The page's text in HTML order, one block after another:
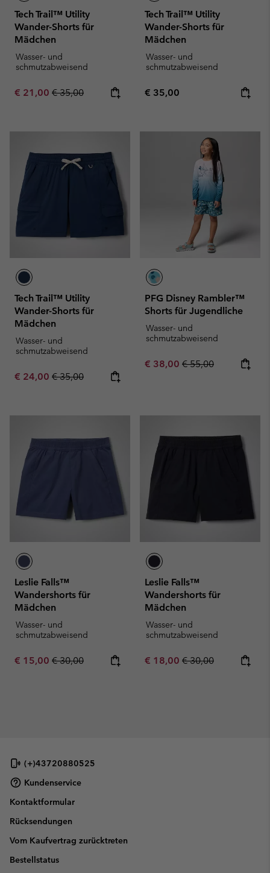
Tech Trail™ Utility
Wander-Shorts für
Mädchen
Wasser- und
schmutzabweisend
Sale price:
€ 21,00 Regular price:
€ 35,00
Tech Trail™ Utility
Wander-Shorts für
Mädchen
Wasser- und
schmutzabweisend
Regular price:
€ 35,00
Tech Trail™ Utility
Wander-Shorts für
Mädchen
Wasser- und
schmutzabweisend
Sale price:
€ 24,00 Regular price:
€ 35,00
PFG Disney Rambler™
Shorts für Jugendliche
Wasser- und
schmutzabweisend
Sale price:
€ 38,00 Regular price:
€ 55,00
Leslie Falls™
Wandershorts für
Mädchen
Wasser- und
schmutzabweisend
Sale price:
€ 15,00 Regular price:
€ 30,00
Leslie Falls™
Wandershorts für
Mädchen
Wasser- und
schmutzabweisend
Sale price:
€ 18,00 Regular price:
€ 30,00
(+)43720880525
Kundenservice
Kontaktformular
Rücksendungen
Vom Kaufvertrag zurücktreten
Bestellstatus